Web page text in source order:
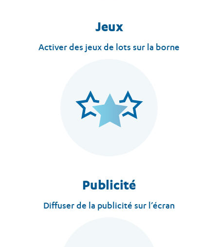
Jeux
Activer des jeux de lots sur la borne
Publicité
Diffuser de la publicité sur l’écran